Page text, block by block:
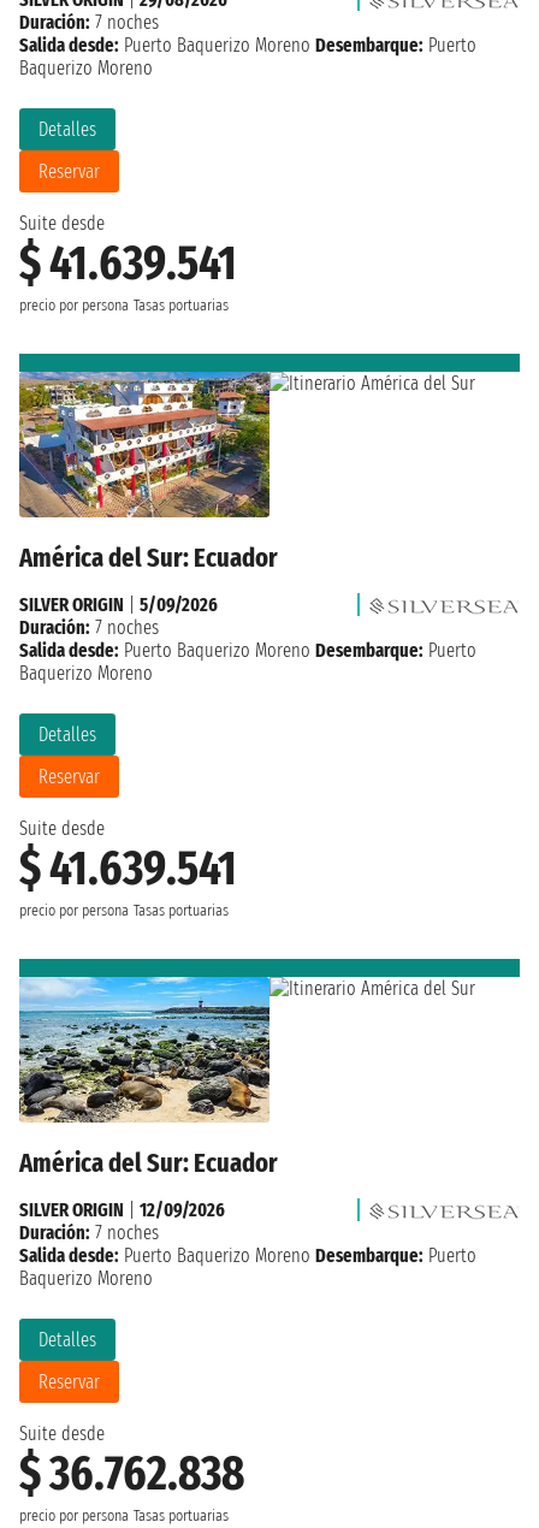
Suite desde
$ 41.639.541
precio por persona Tasas portuarias
Detalles
Reservar
Duración: 7 noches
Salida desde: Puerto Baquerizo Moreno Desembarque: Puerto
Baquerizo Moreno
América del Sur: Ecuador
Suite desde
$ 41.639.541
precio por persona Tasas portuarias
Detalles
Reservar
SILVER ORIGIN
5/09/2026
Duración: 7 noches
Salida desde: Puerto Baquerizo Moreno Desembarque: Puerto
Baquerizo Moreno
América del Sur: Ecuador
Suite desde
$ 36.762.838
precio por persona Tasas portuarias
Detalles
Reservar
SILVER ORIGIN
12/09/2026
Duración: 7 noches
Salida desde: Puerto Baquerizo Moreno Desembarque: Puerto
Baquerizo Moreno